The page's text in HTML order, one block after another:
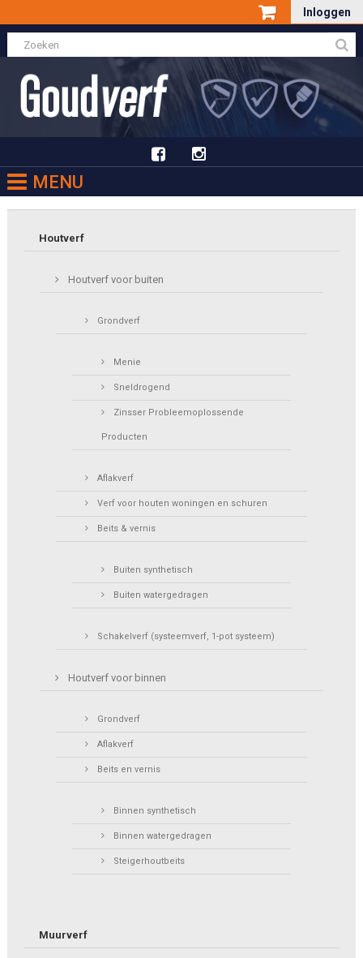
Inloggen
MENU
Houtverf
Houtverf voor buiten
Grondverf
Menie
Sneldrogend
Zinsser Probleemoplossende
Producten
Aflakverf
Verf voor houten woningen en schuren
Beits & vernis
Buiten synthetisch
Buiten watergedragen
Schakelverf (systeemverf, 1-pot systeem)
Houtverf voor binnen
Grondverf
Aflakverf
Beits en vernis
Binnen synthetisch
Binnen watergedragen
Steigerhoutbeits
Muurverf